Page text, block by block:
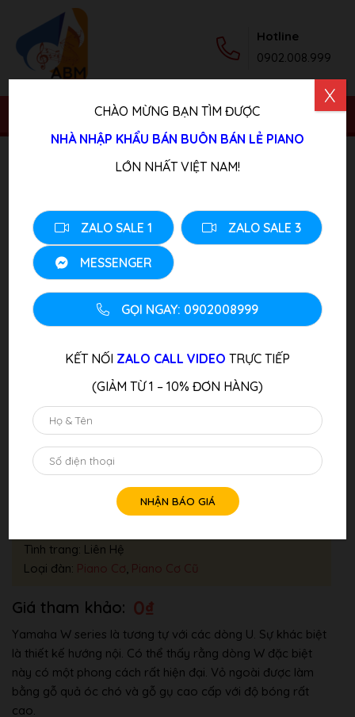
Hotline
0902.008.999
Trang chủ/ Sản phẩm/Piano Cơ/ Đàn Piano Cơ Yamaha
Đàn Piano Cơ Yamaha W106
Tình trang: Liên Hệ
Loại đàn: Piano Cơ Piano Cơ Cũ
0₫
Yamaha W series là tương tự với các dòng U. Sự khác biệt
là thiết kế hướng nội. Có thể thấy rằng dòng W đặc biệt
này có một phong cách rất hiện đại. Vỏ ngoài được làm
bằng gỗ quả óc chó và gỗ gụ cao cấp với độ bóng rất
cao.
CHÀO MỪNG BẠN TÌM ĐƯỢC
NHÀ NHẬP KHẨU BÁN BUÔN BÁN LẺ PIANO
LỚN NHẤT VIỆT NAM!
ZALO SALE 1 ZALO SALE 3
MESSENGER
GỌI NGAY: 0902008999
KẾT NỐI ZALO CALL VIDEO TRỰC TIẾP
(GIẢM TỪ 1 – 10% ĐƠN HÀNG)
X